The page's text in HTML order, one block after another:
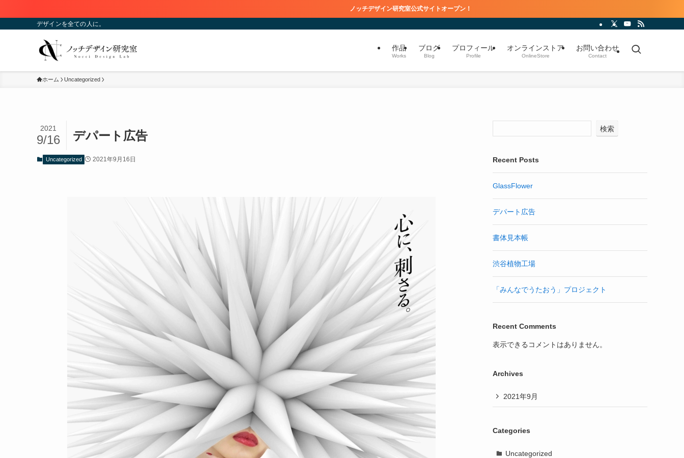
ノッチデザイン研究室公式サイトオープン！
デザインを全ての人に。
作品
Works
ブログ
Blog
プロフィール
Profile
オンラインストア
OnlineStore
お問い合わせ
Contact
ホーム Uncategorized
デパート広告
2021
9/16
Uncategorized 2021年9月16日
検索
Recent Posts
GlassFlower
デパート広告
書体見本帳
渋谷植物工場
「みんなでうたおう」プロジェクト
Recent Comments
表示できるコメントはありません。
Archives
2021年9月
Categories
Uncategorized